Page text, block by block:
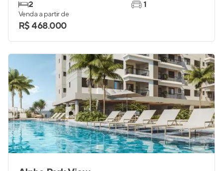
2
1
Venda a partir de
R$ 468.000